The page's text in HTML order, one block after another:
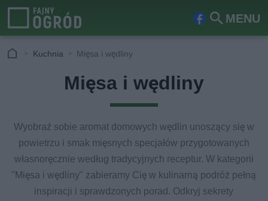
MENU
Fa Szu
Kuchnia Mięsa i wędliny
Mięsa i wędliny
Wyobraź sobie aromat domowych wędlin unoszący się w
powietrzu i smak mięsnych specjałów przygotowanych
własnoręcznie według tradycyjnych receptur. W kategorii
"Mięsa i wędliny" zabieramy Cię w kulinarną podróż pełną
inspiracji i sprawdzonych porad. Odkryj sekrety